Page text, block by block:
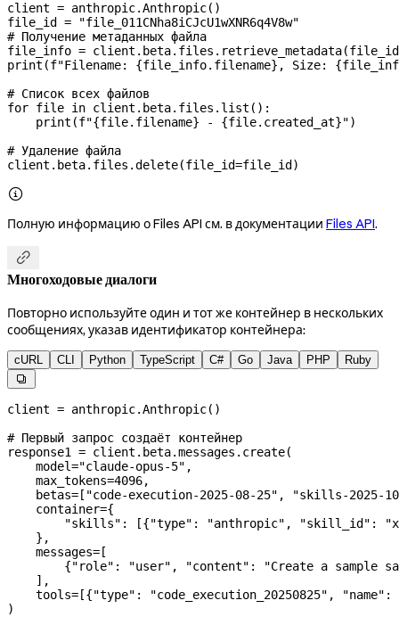
client = anthropic.Anthropic()
file_id = "file_011CNha8iCJcU1wXNR6q4V8w"
# Получение метаданных файла
file_info = client.beta.files.retrieve_metadata(file_id
print (f"Filename: {file_info.filename} , Size: {
# Список всех файлов
for file in client.beta.files.list():
    print
(f"{file.filename} - {file.created_at}")
# Удаление файла
client.beta.files.delete(file_id=file_id)

Полную информацию о Files API см. в документации Files API.

Многоходовые диалоги
Повторно используйте один и тот же контейнер в нескольких
сообщениях, указав идентификатор контейнера:
cURL CLI Python TypeScript C# Go Java PHP Ruby

client = anthropic.Anthropic()
# Первый запрос создаёт контейнер
response1 = client.beta.messages.create(
    model
="claude-opus-5" ,
    max_tokens
=4096,
    betas
= [ "code-execution-2025-08-25" ,
"skills-2025-
    container
={
        "skills"
: [{"type" : "anthropic" , "skill_id" :
    },
    messages
= [
        {
"role" : "user" , "content" :
"Create a sample
    ],
    tools
= [{"type" : "code_execution_20250825" , "name" :
)